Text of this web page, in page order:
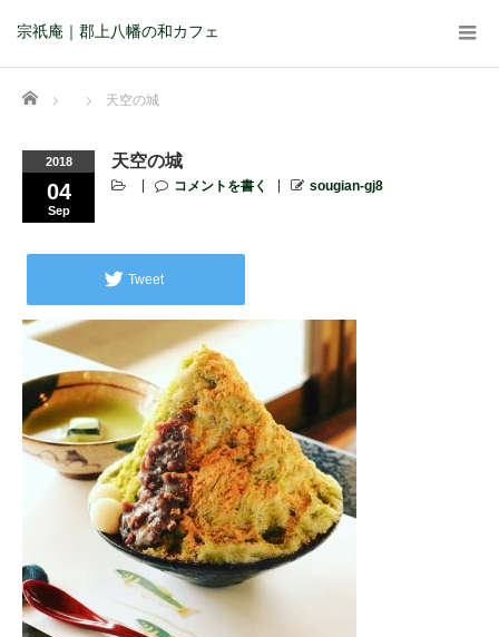
宗祇庵｜郡上八幡の和カフェ
Home 天空の城
2018
04
Sep
天空の城
コメントを書く sougian-gj8
Tweet